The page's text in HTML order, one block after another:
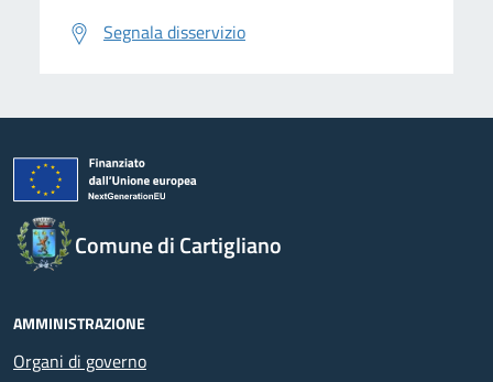
Segnala disservizio
Comune di Cartigliano
AMMINISTRAZIONE
Organi di governo